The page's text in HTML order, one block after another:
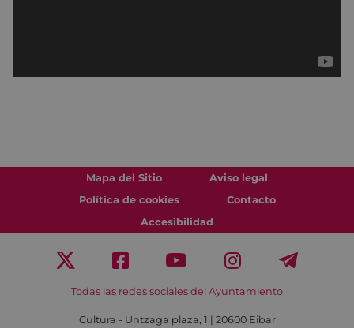
Mapa del Sitio
Aviso legal
Política de cookies
Contacto
Accesibilidad
Todas las redes sociales del Ayuntamiento
Cultura - Untzaga plaza, 1 | 20600 Eibar